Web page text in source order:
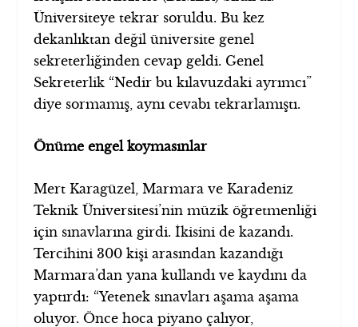
Üniversiteye tekrar soruldu. Bu kez
dekanlıktan değil üniversite genel
sekreterliğinden cevap geldi. Genel
Sekreterlik “Nedir bu kılavuzdaki ayrımcı”
diye sormamış, aynı cevabı tekrarlamıştı.
Önüme engel koymasınlar
Mert Karagüzel, Marmara ve Karadeniz
Teknik Üniversitesi’nin müzik öğretmenliği
için sınavlarına girdi. İkisini de kazandı.
Tercihini 300 kişi arasından kazandığı
Marmara’dan yana kullandı ve kaydını da
yaptırdı: “Yetenek sınavları aşama aşama
oluyor. Önce hoca piyano çalıyor,